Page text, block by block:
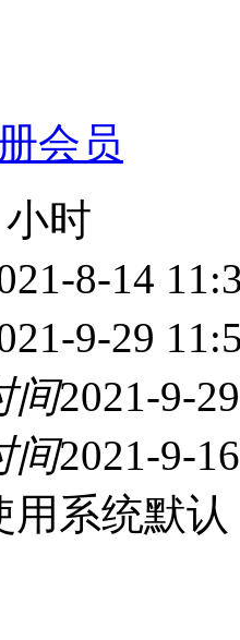
会员
时
8-14
9-29
间2021-9-
间2021-9-
用系统默认